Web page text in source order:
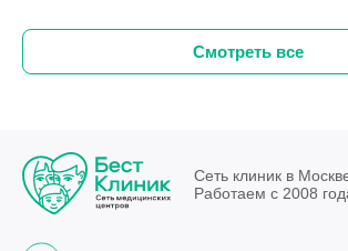
Смотреть все
Сеть клиник в
Работаем с 2008